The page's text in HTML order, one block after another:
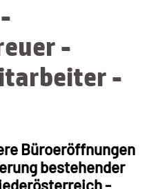
-
-
Büroeröffnungen
bestehender
-